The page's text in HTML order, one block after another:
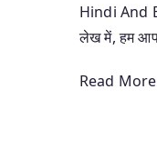
Hindi And
लेख में, हम
Read More